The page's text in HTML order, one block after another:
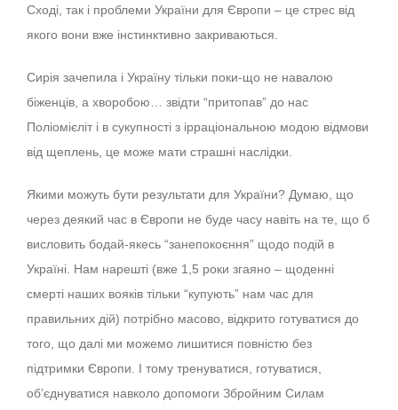
Сході, так і проблеми України для Європи – це стрес від
якого вони вже інстинктивно закриваються.
Сирія зачепила і Україну тільки поки-що не навалою
біженців, а хворобою… звідти “притопав” до нас
Поліомієліт і в сукупності з ірраціональною модою відмови
від щеплень, це може мати страшні наслідки.
Якими можуть бути результати для України? Думаю, що
через деякий час в Європи не буде часу навіть на те, що б
висловить бодай-якесь “занепокоєння” щодо подій в
Україні. Нам нарешті (вже 1,5 роки згаяно – щоденні
смерті наших вояків тільки “купують” нам час для
правильних дій) потрібно масово, відкрито готуватися до
того, що далі ми можемо лишитися повністю без
підтримки Європи. І тому тренуватися, готуватися,
об’єднуватися навколо допомоги Збройним Силам